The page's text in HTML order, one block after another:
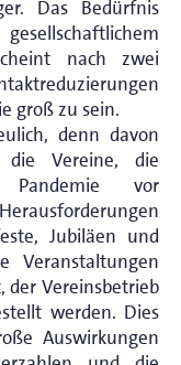
Das Bedürfnis
nach zwei
groß zu sein.
denn davon
die Vereine, die
vor
Jubiläen und
Veranstaltungen
der Vereinsbetrieb
werden. Dies
Auswirkungen